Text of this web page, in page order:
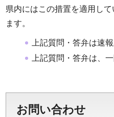
県内にはこの措置を適用し
ます。
上記質問・答弁は速報
上記質問・答弁は、
お問い合わせ